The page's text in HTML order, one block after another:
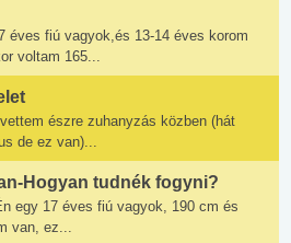
éves fiú vagyok,és 13-14 éves korom
voltam 165...
észre zuhanyzás közben (hát
de ez van)...
Hogyan tudnék fogyni?
egy 17 éves fiú vagyok, 190 cm és
van, ez...